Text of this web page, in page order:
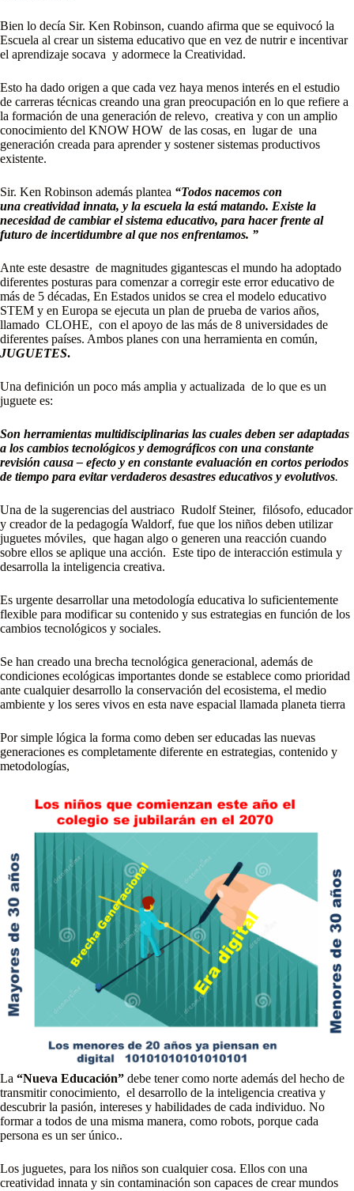
Bien lo decía Sir. Ken Robinson, cuando afirma que se equivocó la
Escuela al crear un sistema educativo que en vez de nutrir e incentivar
el aprendizaje socava y adormece la Creatividad.
Esto ha dado origen a que cada vez haya menos interés en el estudio
de carreras técnicas creando una gran preocupación en lo que refiere a
la formación de una generación de relevo, creativa y con un amplio
conocimiento del KNOW HOW de las cosas, en lugar de una
generación creada para aprender y sostener sistemas productivos
existente.
Sir. Ken Robinson además plantea “Todos nacemos con
una creatividad innata, y la escuela la está matando. Existe la
necesidad de cambiar el sistema educativo, para hacer frente al
futuro de incertidumbre al que nos enfrentamos. ”
Ante este desastre de magnitudes gigantescas el mundo ha adoptado
diferentes posturas para comenzar a corregir este error educativo de
más de 5 décadas, En Estados unidos se crea el modelo educativo
STEM y en Europa se ejecuta un plan de prueba de varios años,
llamado CLOHE, con el apoyo de las más de 8 universidades de
diferentes países. Ambos planes con una herramienta en común,
JUGUETES.
Una definición un poco más amplia y actualizada de lo que es un
juguete es:
Son herramientas multidisciplinarias las cuales deben ser adaptadas
a los cambios tecnológicos y demográficos con una constante
revisión causa – efecto y en constante evaluación en cortos periodos
de tiempo para evitar verdaderos desastres educativos y evolutivos.
Una de la sugerencias del austriaco Rudolf Steiner, filósofo, educador
y creador de la pedagogía Waldorf, fue que los niños deben utilizar
juguetes móviles, que hagan algo o generen una reacción cuando
sobre ellos se aplique una acción. Este tipo de interacción estimula y
desarrolla la inteligencia creativa.
Es urgente desarrollar una metodología educativa lo suficientemente
flexible para modificar su contenido y sus estrategias en función de los
cambios tecnológicos y sociales.
Se han creado una brecha tecnológica generacional, además de
condiciones ecológicas importantes donde se establece como prioridad
ante cualquier desarrollo la conservación del ecosistema, el medio
ambiente y los seres vivos en esta nave espacial llamada planeta tierra
Por simple lógica la forma como deben ser educadas las nuevas
generaciones es completamente diferente en estrategias, contenido y
metodologías,
La “Nueva Educación” debe tener como norte además del hecho de
transmitir conocimiento, el desarrollo de la inteligencia creativa y
descubrir la pasión, intereses y habilidades de cada individuo. No
formar a todos de una misma manera, como robots, porque cada
persona es un ser único..
Los juguetes, para los niños son cualquier cosa. Ellos con una
creatividad innata y sin contaminación son capaces de crear mundos